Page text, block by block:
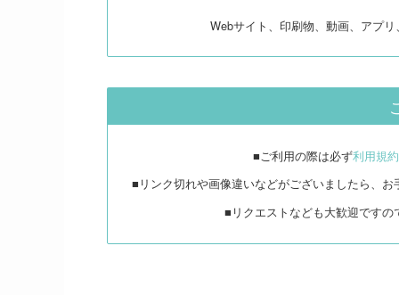
Webサイト、印刷物、動画、アプ
■ご利用の際は必ず利用規約
■リンク切れや画像違いなどがございましたら、お
■リクエストなども大歓迎ですの